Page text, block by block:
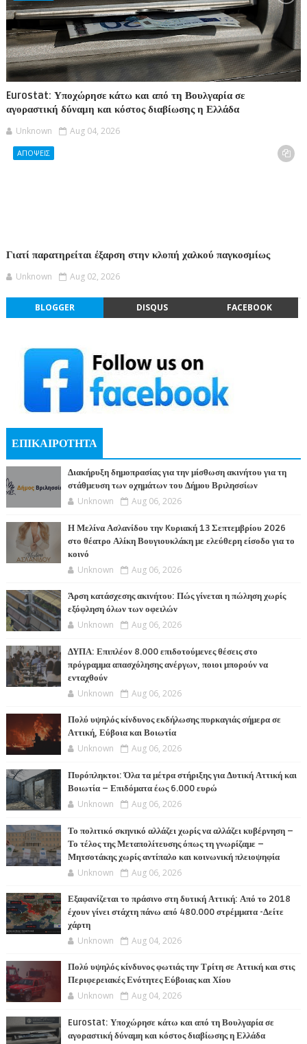
Eurostat: Υποχώρησε κάτω και από τη Βουλγαρία σε
αγοραστική δύναμη και κόστος διαβίωσης η Ελλάδα
Unknown Aug 04, 2026
ΑΠΟΨΕΙΣ
Γιατί παρατηρείται έξαρση στην κλοπή χαλκού παγκοσμίως
Unknown Aug 02, 2026
BLOGGER DISQUS FACEBOOK
ΕΠΙΚΑΙΡΟΤΗΤΑ
Διακήρυξη δημοπρασίας για την μίσθωση ακινήτου για τη
στάθμευση των οχημάτων του Δήμου Βριλησσίων
Unknown Aug 06, 2026
Η Μελίνα Ασλανίδου την Kυριακή 13 Σεπτεμβρίου 2026
στο θέατρο Αλίκη Βουγιουκλάκη με ελεύθερη είσοδο για το
κοινό
Unknown Aug 06, 2026
Άρση κατάσχεσης ακινήτου: Πώς γίνεται η πώληση χωρίς
εξόφληση όλων των οφειλών
Unknown Aug 06, 2026
ΔΥΠΑ: Επιπλέον 8.000 επιδοτούμενες θέσεις στο
πρόγραμμα απασχόλησης ανέργων, ποιοι μπορούν να
ενταχθούν
Unknown Aug 06, 2026
Πολύ υψηλός κίνδυνος εκδήλωσης πυρκαγιάς σήμερα σε
Αττική, Εύβοια και Βοιωτία
Unknown Aug 06, 2026
Πυρόπληκτοι: Όλα τα μέτρα στήριξης για Δυτική Αττική και
Βοιωτία – Επιδόματα έως 6.000 ευρώ
Unknown Aug 06, 2026
Το πολιτικό σκηνικό αλλάζει χωρίς να αλλάζει κυβέρνηση –
Το τέλος της Μεταπολίτευσης όπως τη γνωρίζαμε –
Μητσοτάκης χωρίς αντίπαλο και κοινωνική πλειοψηφία
Unknown Aug 06, 2026
Εξαφανίζεται το πράσινο στη δυτική Αττική: Από το 2018
έχουν γίνει στάχτη πάνω από 480.000 στρέμματα -Δείτε
χάρτη
Unknown Aug 04, 2026
Πολύ υψηλός κίνδυνος φωτιάς την Τρίτη σε Αττική και στις
Περιφερειακές Ενότητες Εύβοιας και Χίου
Unknown Aug 04, 2026
Eurostat: Υποχώρησε κάτω και από τη Βουλγαρία σε
αγοραστική δύναμη και κόστος διαβίωσης η Ελλάδα